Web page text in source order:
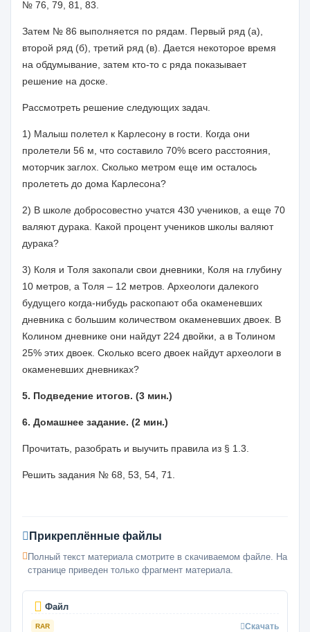
№ 76, 79, 81, 83.
Затем № 86 выполняется по рядам. Первый ряд (а),
второй ряд (б), третий ряд (в). Дается некоторое время
на обдумывание, затем кто-то с ряда показывает
решение на доске.
Рассмотреть решение следующих задач.
1) Малыш полетел к Карлесону в гости. Когда они
пролетели 56 м , что составило 70% всего расстояния,
моторчик заглох. Сколько метром еще им осталось
пролететь до дома Карлесона?
2) В школе добросовестно учатся 430 учеников, а еще 70
валяют дурака . Какой процент учеников школы валяют
дурака?
3) Коля и Толя закопали свои дневники, Коля на глубину
10 метров , а Толя – 12 метров . Археологи далекого
будущего когда-нибудь раскопают оба окаменевших
дневника с большим количеством окаменевших двоек. В
Колином дневнике они найдут 224 двойки, а в Толином
25% этих двоек. Сколько всего двоек найдут археологи в
окаменевших дневниках?
5. Подведение итогов. (3 мин.)
6. Домашнее задание. (2 мин.)
Прочитать, разобрать и выучить правила из § 1.3.
Решить задания № 68, 53, 54, 71.
Прикреплённые файлы
Полный текст материала смотрите в скачиваемом файле. На
странице приведен только фрагмент материала.
Файл
RAR Скачать